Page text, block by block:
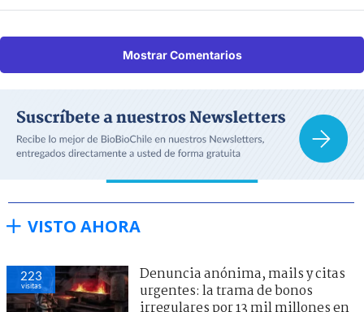
Mostrar Comentarios
VISTO AHORA
223
visitas
Denuncia anónima, mails y citas
urgentes: la trama de bonos